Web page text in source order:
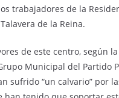
trabajadores de la
de la Reina.
de este centro, según la
Municipal del Partido
sufrido “un calvario” por